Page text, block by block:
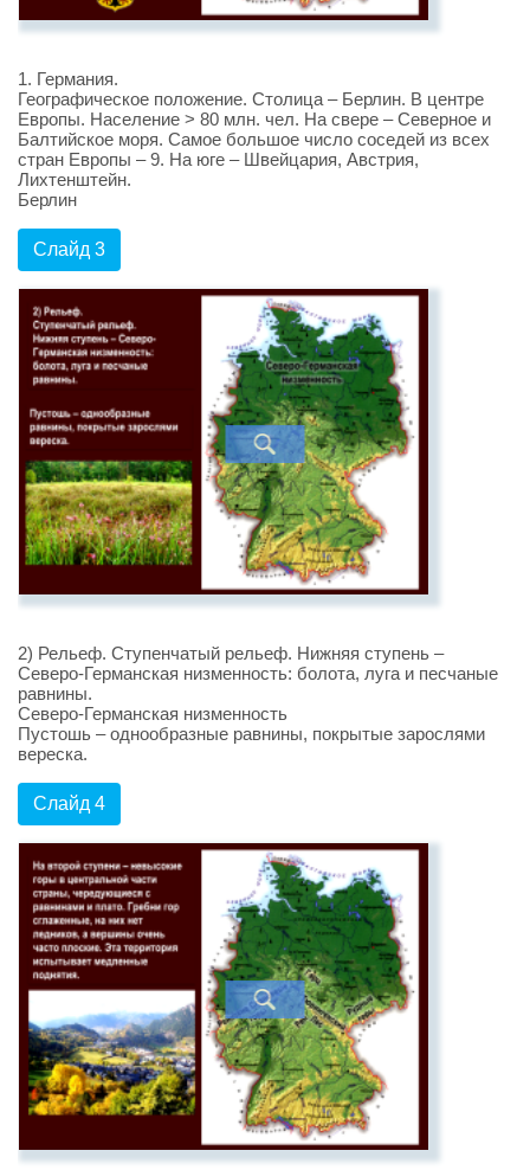
1. Германия.
Географическое положение. Столица – Берлин. В центре
Европы. Население > 80 млн. чел. На свере – Северное и
Балтийское моря. Самое большое число соседей из всех
стран Европы – 9. На юге – Швейцария, Австрия,
Лихтенштейн.
Берлин
Слайд 3
2) Рельеф. Ступенчатый рельеф. Нижняя ступень –
Северо-Германская низменность: болота, луга и песчаные
равнины.
Северо-Германская низменность
Пустошь – однообразные равнины, покрытые зарослями
вереска.
Слайд 4